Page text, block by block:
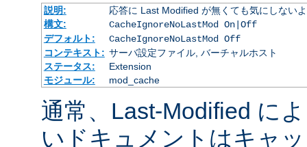
説明:
応答に Last Modified が無くても気にしない
構文:
CacheIgnoreNoLastMod On|Off
デフォルト:
CacheIgnoreNoLastMod Off
コンテキスト: サーバ設定ファイル, バーチャルホスト
ステータス:
Extension
モジュール:
mod_cache
通常、Last-Modified に
いドキュメントはキャ